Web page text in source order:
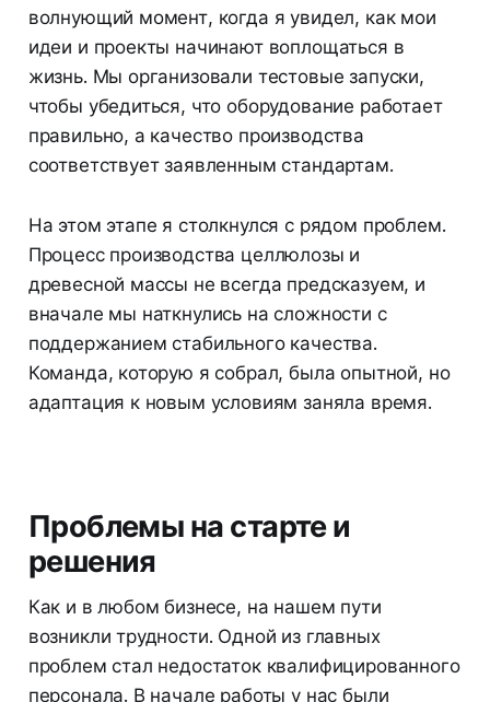
волнующий момент, когда я увидел, как мои
идеи и проекты начинают воплощаться в
жизнь. Мы организовали тестовые запуски,
чтобы убедиться, что оборудование работает
правильно, а качество производства
соответствует заявленным стандартам.
На этом этапе я столкнулся с рядом проблем.
Процесс производства целлюлозы и
древесной массы не всегда предсказуем, и
вначале мы наткнулись на сложности с
поддержанием стабильного качества.
Команда, которую я собрал, была опытной, но
адаптация к новым условиям заняла время.
Проблемы на старте и
решения
Как и в любом бизнесе, на нашем пути
возникли трудности. Одной из главных
проблем стал недостаток квалифицированного
персонала. В начале работы у нас были